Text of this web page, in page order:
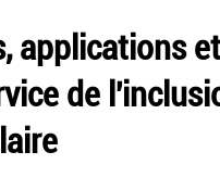
applications et
de